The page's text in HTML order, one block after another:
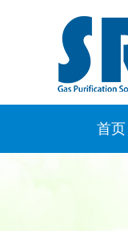
首页